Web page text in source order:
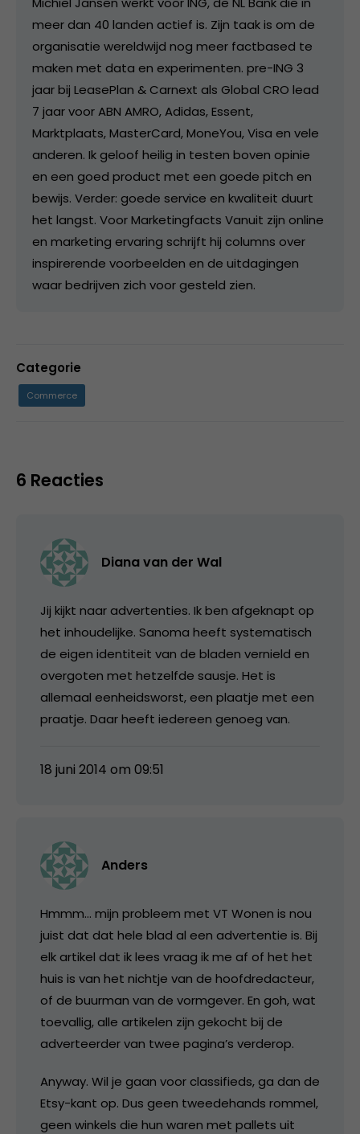
meer dan 40 landen actief is. Zijn taak is om de
organisatie wereldwijd nog meer factbased te
maken met data en experimenten. pre-ING 3
jaar bij LeasePlan & Carnext als Global CRO lead
7 jaar voor ABN AMRO, Adidas, Essent,
Marktplaats, MasterCard, MoneYou, Visa en vele
anderen. Ik geloof heilig in testen boven opinie
en een goed product met een goede pitch en
bewijs. Verder: goede service en kwaliteit duurt
het langst. Voor Marketingfacts Vanuit zijn online
en marketing ervaring schrijft hij columns over
inspirerende voorbeelden en de uitdagingen
waar bedrijven zich voor gesteld zien.
Categorie
Commerce
6 Reacties
Diana van der Wal
Jij kijkt naar advertenties. Ik ben afgeknapt op
het inhoudelijke. Sanoma heeft systematisch
de eigen identiteit van de bladen vernield en
overgoten met hetzelfde sausje. Het is
allemaal eenheidsworst, een plaatje met een
praatje. Daar heeft iedereen genoeg van.
18 juni 2014 om 09:51
Anders
Hmmm… mijn probleem met VT Wonen is nou
juist dat dat hele blad al een advertentie is. Bij
elk artikel dat ik lees vraag ik me af of het het
huis is van het nichtje van de hoofdredacteur,
of de buurman van de vormgever. En goh, wat
toevallig, alle artikelen zijn gekocht bij de
adverteerder van twee pagina’s verderop.
Anyway. Wil je gaan voor classifieds, ga dan de
Etsy-kant op. Dus geen tweedehands rommel,
geen winkels die hun waren met pallets uit